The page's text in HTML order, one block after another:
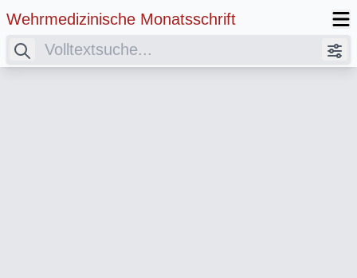
Wehrmedizinische Monatsschrift